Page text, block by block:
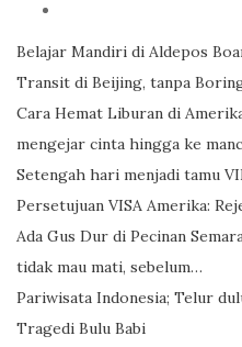
Belajar Mandiri di Aldepos
Transit di Beijing, tanpa
Cara Hemat Liburan di
mengejar cinta hingga ke
Setengah hari menjadi tamu
Persetujuan VISA Amerika:
Ada Gus Dur di Pecinan
tidak mau mati, sebelum…
Pariwisata Indonesia; Telur
Tragedi Bulu Babi